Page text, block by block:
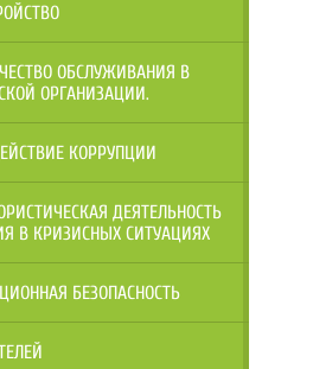
ОБСЛУЖИВАНИЯ В
ОРГАНИЗАЦИИ.
КОРРУПЦИИ
ДЕЯТЕЛЬНОСТЬ
В КРИЗИСНЫХ СИТУАЦИЯХ
БЕЗОПАСНОСТЬ